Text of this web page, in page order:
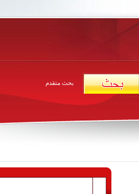
بحث متقدم